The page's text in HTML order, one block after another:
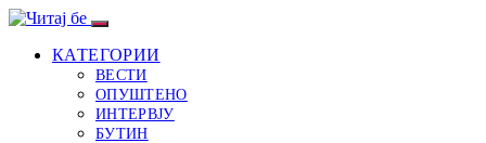
КАТЕГОРИИ
ВЕСТИ
ОПУШТЕНО
ИНТЕРВЈУ
БУТИН